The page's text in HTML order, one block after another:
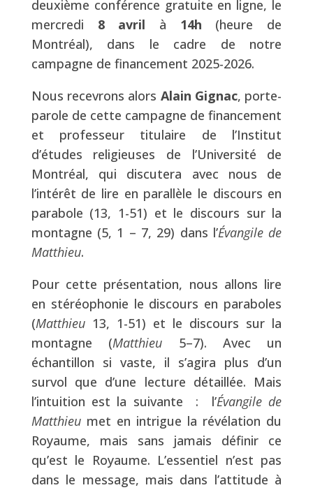
deuxième conférence gratuite en ligne, le
mercredi 8 avril à 14h (heure de
Montréal), dans le cadre de notre
campagne de financement 2025-2026.
Nous recevrons alors Alain Gignac, porte-
parole de cette campagne de financement
et professeur titulaire de l’Institut
d’études religieuses de l’Université de
Montréal, qui discutera avec nous de
l’intérêt de lire en parallèle le discours en
parabole (13, 1-51) et le discours sur la
montagne (5, 1 – 7, 29) dans l’Évangile de
Matthieu.
Pour cette présentation, nous allons lire
en stéréophonie le discours en paraboles
(Matthieu13, 1-51) et le discours sur la
montagne (Matthieu 5–7). Avec un
échantillon si vaste, il s’agira plus d’un
survol que d’une lecture détaillée. Mais
l’intuition est la suivante : l’Évangile de
Matthieumet en intrigue la révélation du
Royaume, mais sans jamais définir ce
qu’est le Royaume. L’essentiel n’est pas
dans le message, mais dans l’attitude à